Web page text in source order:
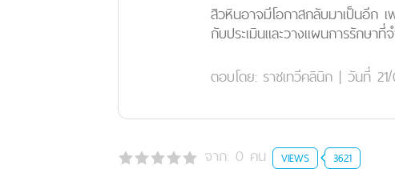
สิวหินอาจมีโอกาสกลับมาเป็นอีก
กับประเมินและวางแผนการรักษาที่จ
ตอบโดย: ราชเทวีคลินิก | วันที่
จาก: 0 คน VIEWS 3621